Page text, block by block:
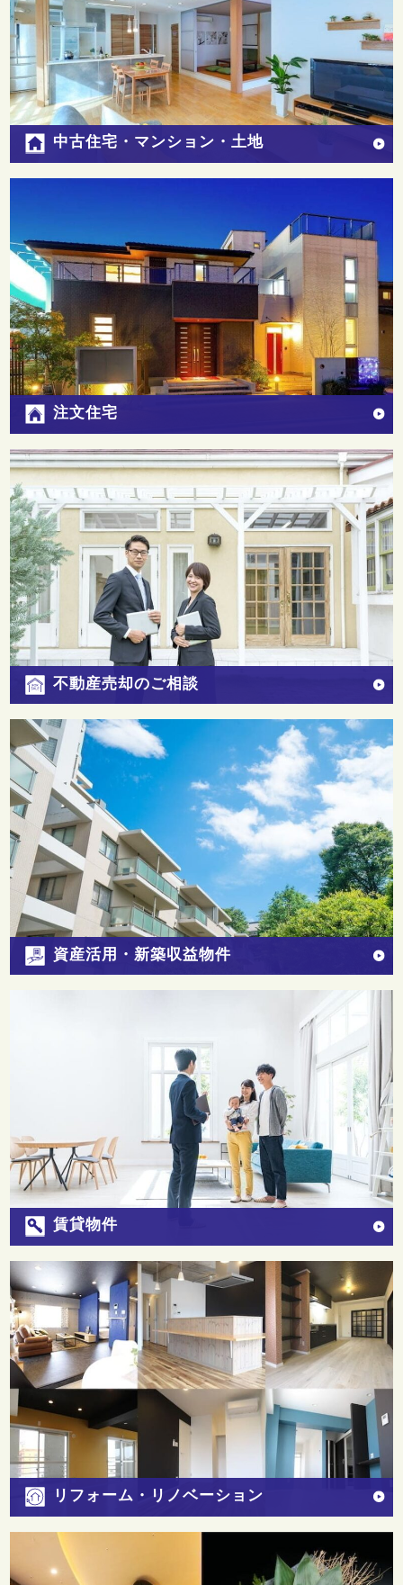
中古住宅・マンション・土地
注文住宅
不動産売却のご相談
資産活用・新築収益物件
賃貸物件
リフォーム・リノベーション